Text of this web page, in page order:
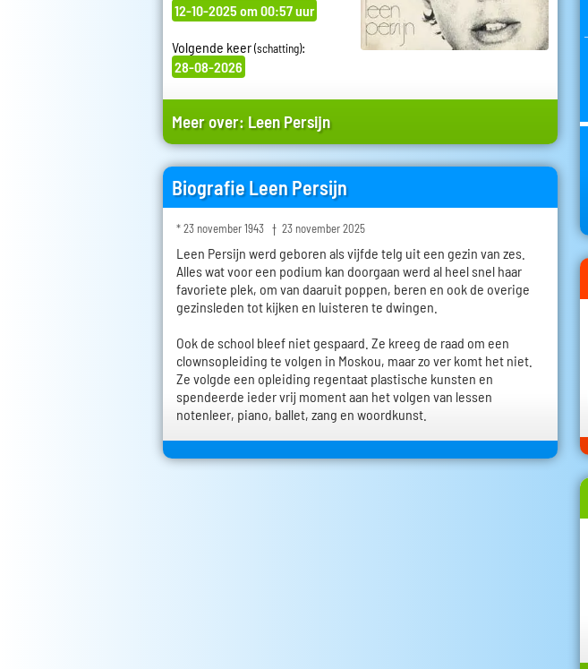
12-10-2025 om 00:57 uur
Volgende keer(schatting):
28-08-2026
Meer over: Leen Persijn
Biografie Leen Persijn
* 23 november 1943 † 23 november 2025
Leen Persijn werd geboren als vijfde telg uit een gezin van zes.
Alles wat voor een podium kan doorgaan werd al heel snel haar
favoriete plek, om van daaruit poppen, beren en ook de overige
gezinsleden tot kijken en luisteren te dwingen.
Ook de school bleef niet gespaard. Ze kreeg de raad om een
clownsopleiding te volgen in Moskou, maar zo ver komt het niet.
Ze volgde een opleiding regentaat plastische kunsten en
spendeerde ieder vrij moment aan het volgen van lessen
notenleer, piano, ballet, zang en woordkunst.